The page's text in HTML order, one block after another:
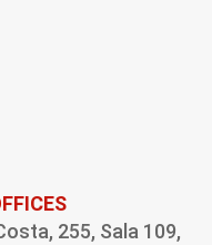
255, Sala 109,